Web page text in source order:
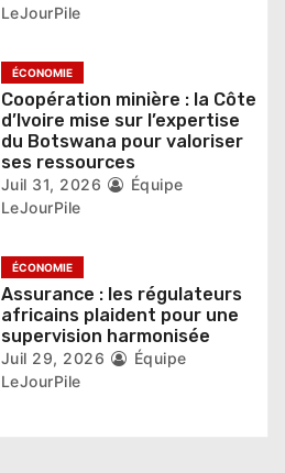
LeJourPile
ÉCONOMIE
Coopération minière : la Côte
d’Ivoire mise sur l’expertise
du Botswana pour valoriser
ses ressources
Juil 31, 2026
Équipe
LeJourPile
ÉCONOMIE
Assurance : les régulateurs
africains plaident pour une
supervision harmonisée
Juil 29, 2026
Équipe
LeJourPile